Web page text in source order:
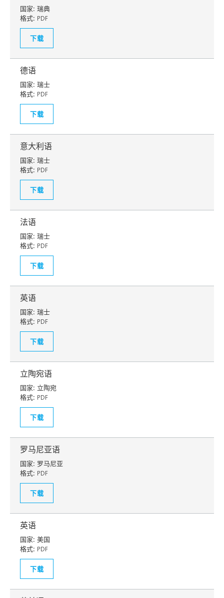
国家: 瑞典
格式: PDF
下载
德语
国家: 瑞士
格式: PDF
下载
意大利语
国家: 瑞士
格式: PDF
下载
法语
国家: 瑞士
格式: PDF
下载
英语
国家: 瑞士
格式: PDF
下载
立陶宛语
国家: 立陶宛
格式: PDF
下载
罗马尼亚语
国家: 罗马尼亚
格式: PDF
下载
英语
国家: 美国
格式: PDF
下载